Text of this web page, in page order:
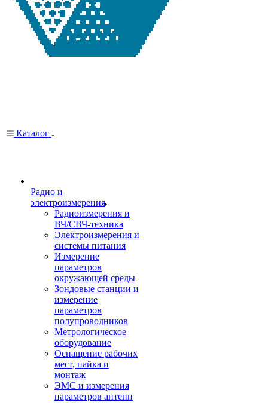
Каталог
Радио и
электроизмерения
Радиоизмерения и
ВЧ/СВЧ-техника
Электроизмерения и
системы питания
Измерение
параметров
окружающей среды
Зондовые станции и
измерение
параметров
полупроводников
Метрологическое
оборудование
Оснащение рабочих
мест, пайка и
монтаж
ЭМС и измерения
параметров антенн